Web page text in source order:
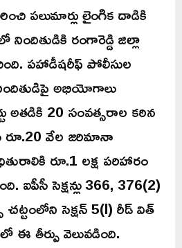
పలుమార్లు లైంగిక దాడికి
రంగారెడ్డి జిల్లా
పహాడీషరీఫ్ పోలీసుల
అభియోగాలు
అతడికి 20 సంవత్సరాల కఠిన
వేల జరిమానా
రూ.1 లక్ష పరిహారం
ఐపీసీ సెక్షన్లు 366, 376(2)
సెక్షన్ 5(l) రీడ్ విత్
ఈ తీర్పు వెలువడింది.